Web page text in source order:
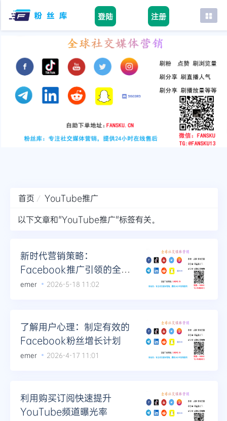
登陆 注册
首页
tiktok
youtube
instagram
首页
YouTube推广
以下文章和"YouTube推广"标签有关。
新时代营销策略：
Facebook推广引领的全渠
道整合革命
emer 2026-5-18 11:02
了解用户心理：制定有效的
Facebook粉丝增长计划
emer 2026-4-17 11:01
利用购买订阅快速提升
YouTube频道曝光率